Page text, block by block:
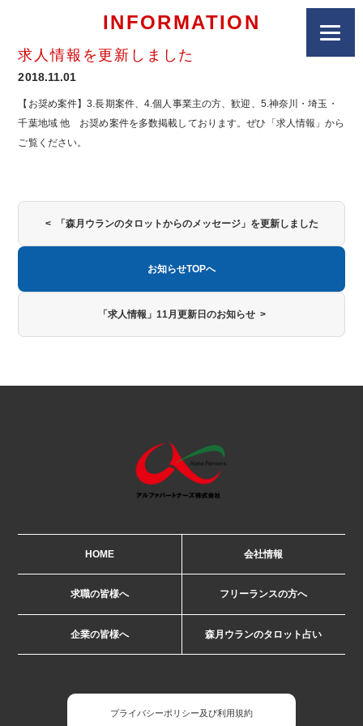
INFORMATION
求人情報を更新しました
2018.11.01
【お奨め案件】3.長期案件、4.個人事業主の方、歓迎、5.神奈川・埼玉・
千葉地域 他 お奨め案件を多数掲載しております。ぜひ「求人情報」から
ご覧ください。
< 「森月ウランのタロットからのメッセージ」を更新しました
お知らせTOPへ
「求人情報」11月更新日のお知らせ >
HOME 会社情報
求職の皆様へ フリーランスの方へ
企業の皆様へ 森月ウランのタロット占い
プライバシーポリシー及び利用規約